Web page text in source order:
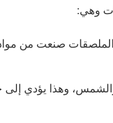
وهي:
صنعت من
وهذا يؤدي إلى